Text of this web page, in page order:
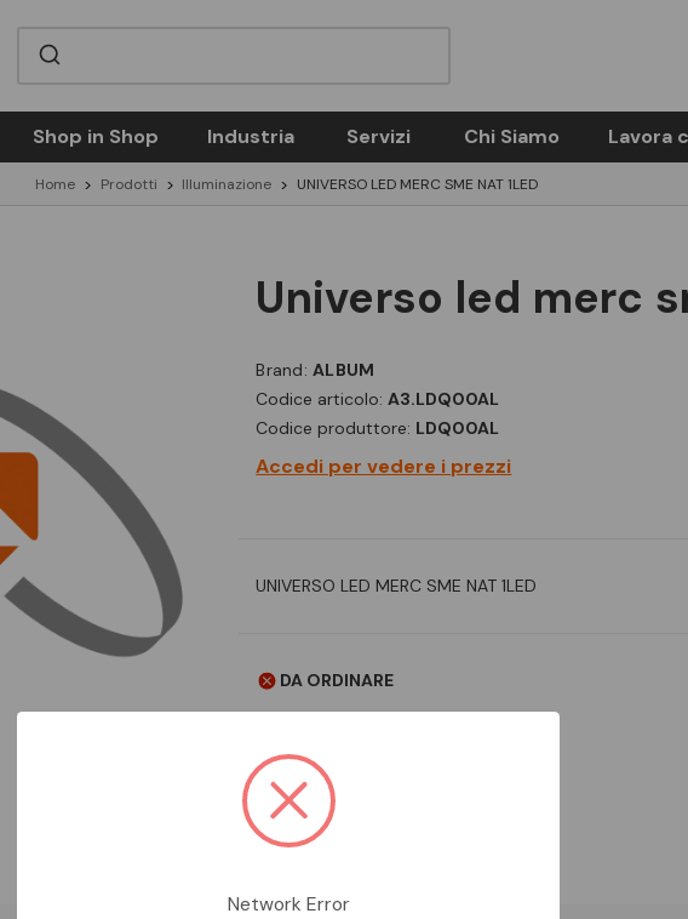
Shop in Shop Industria Servizi Chi Siamo Lavora
Home Prodotti Illuminazione UNIVERSO LED MERC SME NAT 1LED
universo led merc
Brand:ALBUM
Codice articolo:A3.LDQ00AL
Codice produttore: LDQ00AL
Accedi per vedere i prezzi
UNIVERSO LED MERC SME NAT 1LED
DA ORDINARE
Aggiungi alla comparazione
Network Error